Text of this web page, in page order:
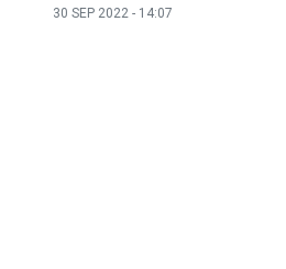
30 SEP 2022 - 14:07